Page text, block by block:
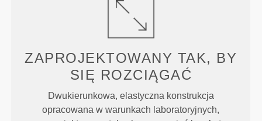
ZAPROJEKTOWANY TAK, BY
SIĘ ROZCIĄGAĆ
Dwukierunkowa, elastyczna konstrukcja
opracowana w warunkach laboratoryjnych,